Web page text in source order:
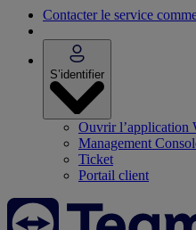
Contacter le service
S’identifier
Ouvrir l’application
Management
Ticket
Portail client